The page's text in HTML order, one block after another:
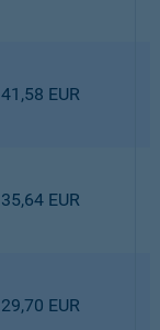
41,58 EUR
35,64 EUR
29,70 EUR